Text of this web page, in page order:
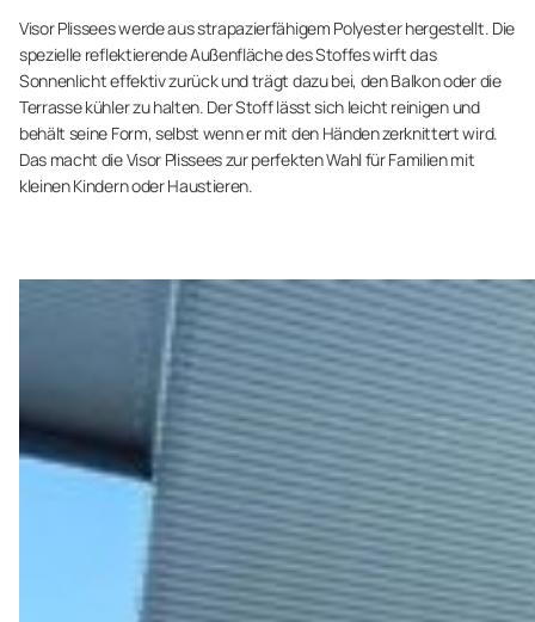
Visor Plissees werde aus strapazierfähigem Polyester hergestellt. Die
spezielle reflektierende Außenfläche des Stoffes wirft das
Sonnenlicht effektiv zurück und trägt dazu bei, den Balkon oder die
Terrasse kühler zu halten. Der Stoff lässt sich leicht reinigen und
behält seine Form, selbst wenn er mit den Händen zerknittert wird.
Das macht die Visor Plissees zur perfekten Wahl für Familien mit
kleinen Kindern oder Haustieren.